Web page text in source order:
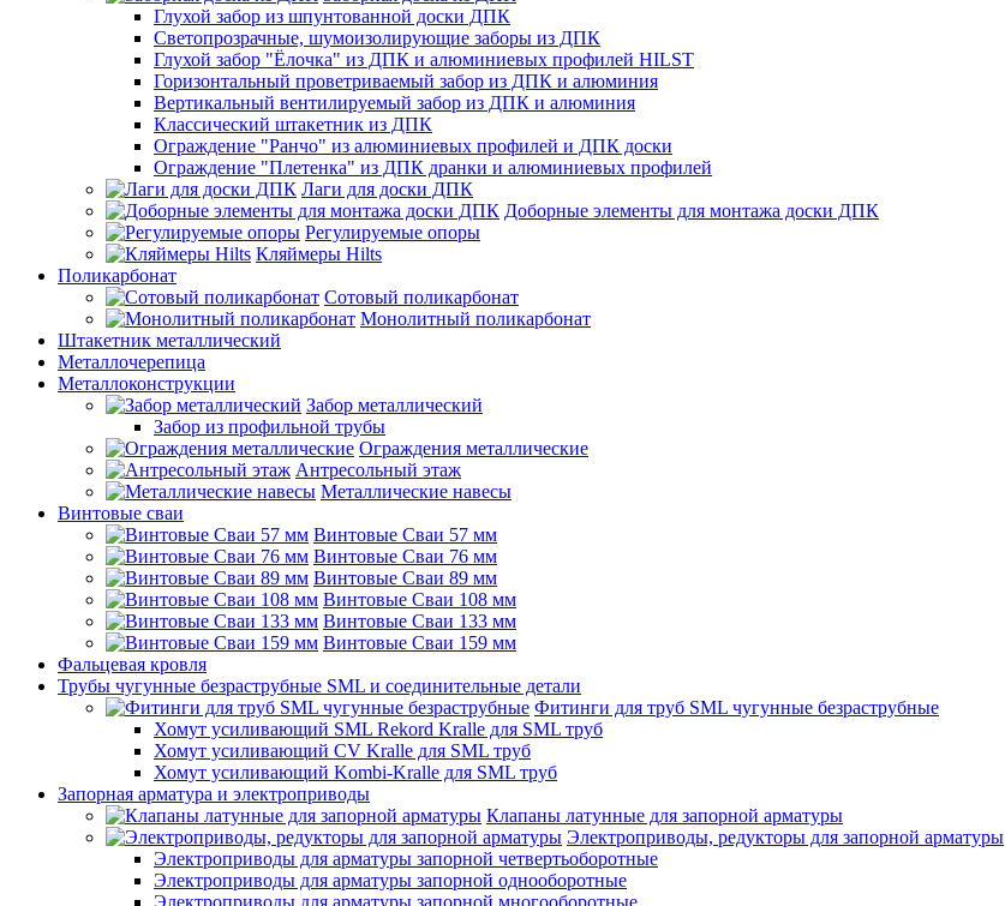
Глухой забор из шпунтованной доски ДПК
Светопрозрачные, шумоизолирующие заборы из ДПК
Глухой забор "Ёлочка" из ДПК и алюминиевых профилей HILST
Горизонтальный проветриваемый забор из ДПК и алюминия
Вертикальный вентилируемый забор из ДПК и алюминия
Классический штакетник из ДПК
Ограждение "Ранчо" из алюминиевых профилей и ДПК доски
Ограждение "Плетенка" из ДПК дранки и алюминиевых профилей
Лаги для доски ДПК
Доборные элементы для монтажа доски ДПК
Регулируемые опоры
Кляймеры Hilts
Поликарбонат
Сотовый поликарбонат
Монолитный поликарбонат
Штакетник металлический
Металлочерепица
Металлоконструкции
Забор металлический
Забор из профильной трубы
Ограждения металлические
Антресольный этаж
Металлические навесы
Винтовые сваи
Винтовые Сваи 57 мм
Винтовые Сваи 76 мм
Винтовые Сваи 89 мм
Винтовые Сваи 108 мм
Винтовые Сваи 133 мм
Винтовые Сваи 159 мм
Фальцевая кровля
Трубы чугунные безраструбные SML и соединительные детали
Фитинги для труб SML чугунные безраструбные
Хомут усиливающий SML Rekord Kralle для SML труб
Хомут усиливающий CV Kralle для SML труб
Хомут усиливающий Kombi-Kralle для SML труб
Запорная арматура и электроприводы
Клапаны латунные для запорной арматуры
Электроприводы, редукторы для запорной арматуры
Электроприводы для арматуры запорной четвертьоборотные
Электроприводы для арматуры запорной однооборотные
Электроприводы для арматуры запорной многооборотные